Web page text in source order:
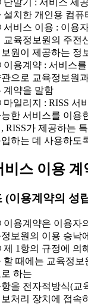
말기 : 서비스 제
설치한 개인용 컴퓨
비스 이용 : 이용
교육정보원의 주전
원이 제공하는 정
용계약 : 서비스를
관으로 교육정보원
계약을 말함
일리지 : RISS 서
한 서비스를 이용
RISS가 제공하는
하는 데 사용하도
비스 이용 계
(이용계약의 성
용계약은 이용자
보원의 이용 승낙
1항의 규정에 의
할 때에는 교육정보
로 하는
을 전자적방식(교
보처리 장치에 접속